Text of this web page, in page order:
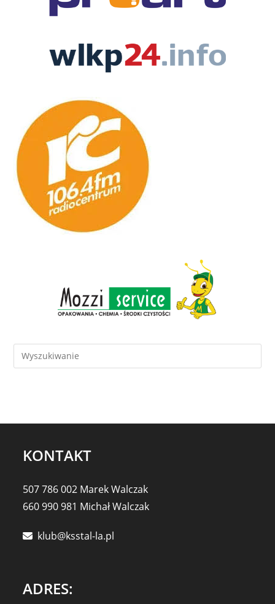
KONTAKT
507 786 002 Marek Walczak
660 990 981 Michał Walczak
klub@ksstal-la.pl
ADRES: